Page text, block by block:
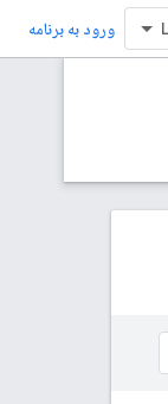
ورود به برنامه